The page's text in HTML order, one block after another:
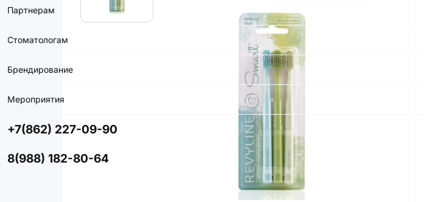
Партнерам
Стоматологам
Брендирование
Мероприятия
+7(862) 227-09-90
8(988) 182-80-64